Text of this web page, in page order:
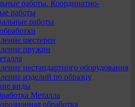
работы. Координатно-
работы
работы
шестерен
пружин
нестандартного оборудования
изделий по образцу
виды
Металла
обработка